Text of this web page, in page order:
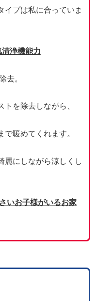
プは私に合っていま
浄機能力
去。
を除去しながら、
暖めてくれます。
にしながら涼しくし
いお子様がいるお家